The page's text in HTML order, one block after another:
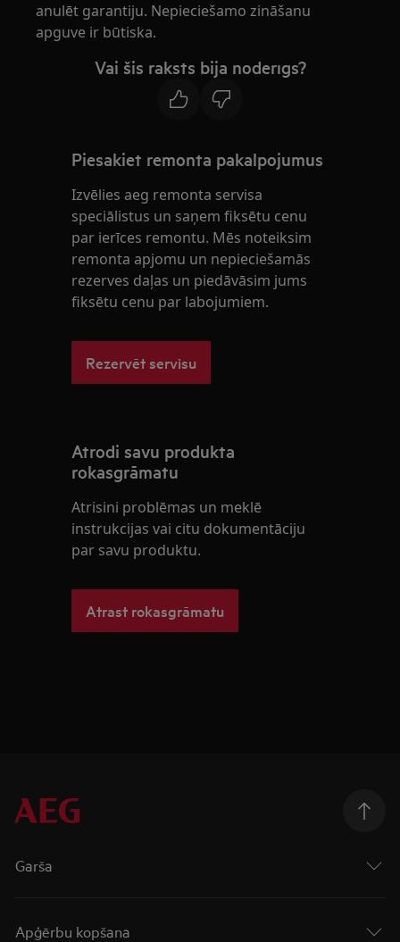
anulēt garantiju. Nepieciešamo zināšanu
apguve ir būtiska.
Vai šis raksts bija noderīgs?
Piesakiet remonta pakalpojumus
Izvēlies aeg remonta servisa
speciālistus un saņem fiksētu cenu
par ierīces remontu. Mēs noteiksim
remonta apjomu un nepieciešamās
rezerves daļas un piedāvāsim jums
fiksētu cenu par labojumiem.
Rezervēt servisu
Atrodi savu produkta
rokasgrāmatu
Atrisini problēmas un meklē
instrukcijas vai citu dokumentāciju
par savu produktu.
Atrast rokasgrāmatu
Garša
Apģērbu kopšana